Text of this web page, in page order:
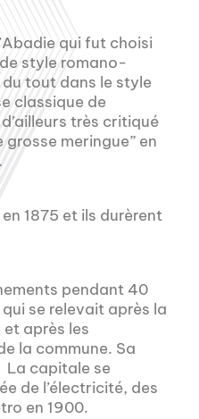
qui fut choisi
style romano-
tout dans le style
classique de
très critiqué
grosse meringue” en
1875 et ils durèrent
pendant 40
se relevait après la
après les
la commune. Sa
capitale se
de l’électricité, des
en 1900.